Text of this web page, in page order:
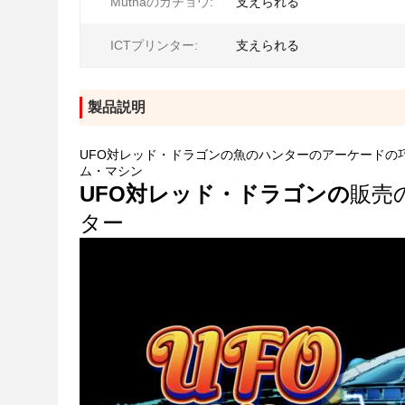
ICTプリンター: 支えられる
製品説明
UFO対レッド・ドラゴンの魚のハンターのアーケード
ム・マシン
UFO対レッド・ドラゴンの販売
ター